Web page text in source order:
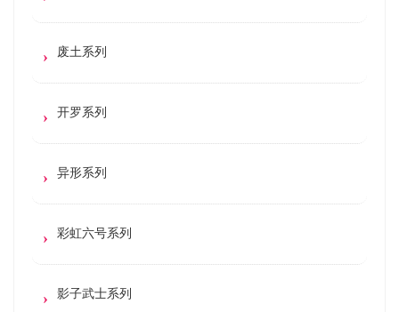
废土系列
开罗系列
异形系列
彩虹六号系列
影子武士系列